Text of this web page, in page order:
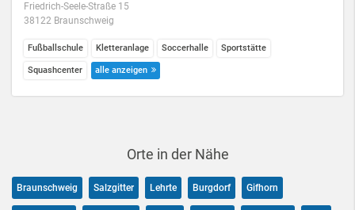
Friedrich-Seele-Straße 15
38122 Braunschweig
Fußballschule Kletteranlage Soccerhalle Sportstätte
Squashcenter alle anzeigen
Orte in der Nähe
Braunschweig Salzgitter Lehrte Burgdorf Gifhorn